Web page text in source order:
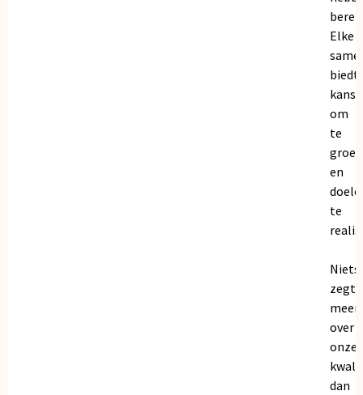
Elke
biedt
om
te
en
te
Niets
zegt
meer
over
onze
dan